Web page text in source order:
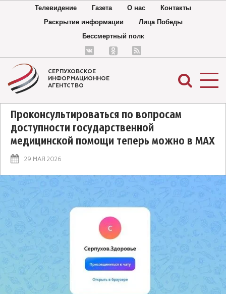
Телевидение Газета О нас
Контакты
Раскрытие информации
Лица Победы
Бессмертный полк
СЕРПУХОВСКОЕ
ИНФОРМАЦИОННОЕ
АГЕНТСТВО
Проконсультироваться по вопросам
доступности государственной
медицинской помощи теперь можно в MAX
29 МАЯ 2026